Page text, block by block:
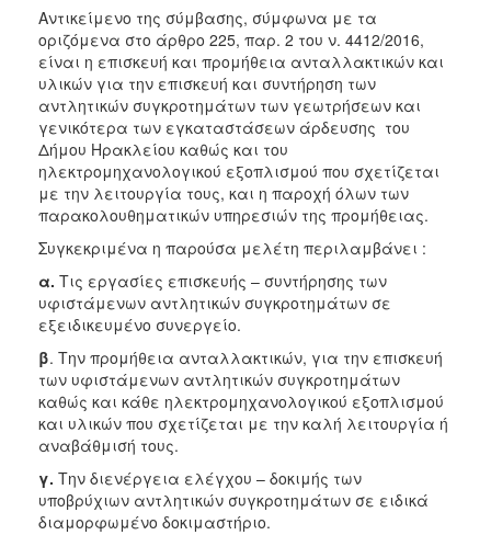
2020
2019
2018
2017
2016
2015
2013
2012
2011
2010
2006
ΔΗΜΟΤΗΣ
ΕΠΙΣΚΕΠΤΗΣ
Αντικείμενο της σύμβασης, σύμφωνα με τα
οριζόμενα στο άρθρο 225, παρ. 2 του ν. 4412/2016,
είναι η επισκευή και προμήθεια ανταλλακτικών και
υλικών για την επισκευή και συντήρηση των
αντλητικών συγκροτημάτων των γεωτρήσεων και
γενικότερα των εγκαταστάσεων άρδευσης του
Δήμου Ηρακλείου καθώς και του
ηλεκτρομηχανολογικού εξοπλισμού που σχετίζεται
με την λειτουργία τους, και η παροχή όλων των
παρακολουθηματικών υπηρεσιών της προμήθειας.
Συγκεκριμένα η παρούσα μελέτη περιλαμβάνει :
α. Τις εργασίες επισκευής – συντήρησης των
υφιστάμενων αντλητικών συγκροτημάτων σε
εξειδικευμένο συνεργείο.
β. Την προμήθεια ανταλλακτικών, για την επισκευή
των υφιστάμενων αντλητικών συγκροτημάτων
καθώς και κάθε ηλεκτρομηχανολογικού εξοπλισμού
και υλικών που σχετίζεται με την καλή λειτουργία ή
αναβάθμισή τους.
γ. Την διενέργεια ελέγχου – δοκιμής των
υποβρύχιων αντλητικών συγκροτημάτων σε ειδικά
διαμορφωμένο δοκιμαστήριο.